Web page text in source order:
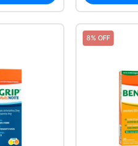
8% OFF